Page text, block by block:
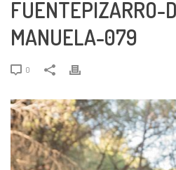
FUENTEPIZARRO-
MANUELA-079
0